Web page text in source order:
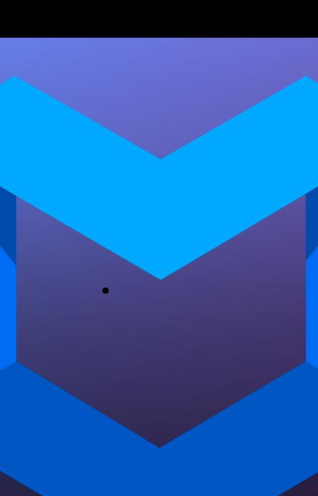
Completo para Treinadoras
Corporativas
Descubra tudo sobre ginástica laboral: termos
técnicos, benefícios, rotinas rápidas de pausa
ativa e como a Plataforma Personal Millbody